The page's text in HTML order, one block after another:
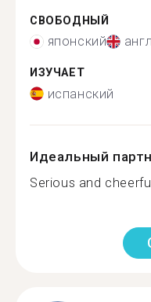
СВОБОДНЫЙ
японский
ИЗУЧАЕТ
испанский
Идеальный
Serious and